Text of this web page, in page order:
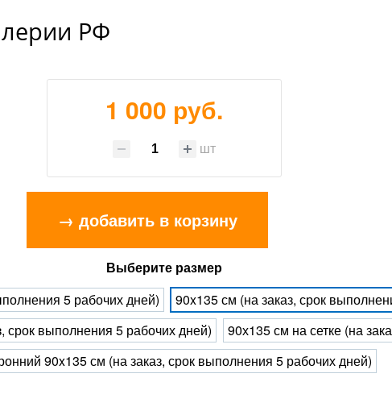
РФ
1 000 руб.
шт
→ добавить в корзину
Выберите размер
5 рабочих дней)
90x135 см (на заказ, срок
срок выполнения 5 рабочих дней)
90х135 см на сетке (на
90x135 см (на заказ, срок выполнения 5 рабочих дней)